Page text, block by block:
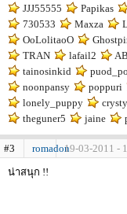
JJJ55555
Papikas
730533
Maxza
OoLolitaoO
TRAN
lafail2
tainosinkid
noonpansy
poppuri
lonely_puppy
theguner5
jaine
#3 romadon19-03-2011 -
น่าสนุก !!